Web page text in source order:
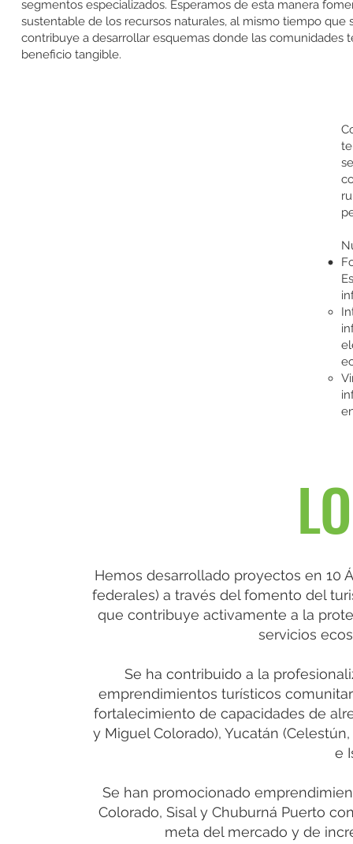
segmentos especializados. Esperamos de esta manera
sustentable de los recursos naturales, al mismo tiempo que
contribuye a desarrollar esquemas donde las comunidades
beneficio tangible.
Hemos desarrollado proyectos en 10
federales) a través del fomento del
que contribuye activamente a la
servicios
Se ha contribuido a la
emprendimientos turísticos
fortalecimiento de capacidades de
y Miguel Colorado), Yucatán
e
Se han promocionado
Colorado, Sisal y Chuburná Puerto
meta del mercado y de